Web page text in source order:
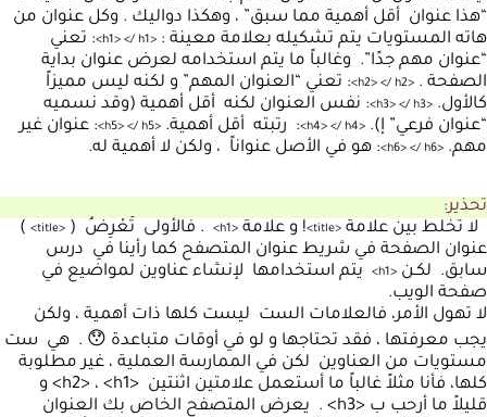
“هذا عنوان أقل أهمية مما سبق” ، وهكذا دواليك . وكل عنوان من
هاته المستويات يتم تشكيله بعلامة معينة : <
h1> </ h1
>: تعني
“عنوان مهم جدًا”. وغالباً ما يتم استخدامه لعرض عنوان بداية
الصفحة . <
h2> </ h2
>: تعني “العنوان المهم” و لكنه ليس مميزاً
كالأول. <
h3> </ h3
>: نفس العنوان لكنه أقل أهمية (وقد نسميه
“عنوان فرعي” إ). <
h4> </ h4
>: رتبته أقل أهمية. <
h5> </ h5
>: عنوان غير
مهم. <
h6> </ h6
>: هو في الأصل عنواناً ، ولكن لا أهمية له.
تحذير:
لا تخلط بين علامة <
title
>! و علامة <
h1
> . فالأولى تَعْرِضُ ( <
title
>
)
عنوان الصفحة في شريط عنوان المتصفح كما رأينا في درس
سابق. لكـن <
h1
>
يتم استخدامها لإنشاء عناوين لمواضيع في
صفحة الويب.
لا تهول الأمر، فالعلامات الست ليست كلها ذات أهمية ، ولكن
يجب معرفتها ، فقد تحتاجها و لو في أوقات متباعدة 😯 . هي ست
مستويات من العناوين لكن في الممارسة العملية ، غير مطلوبة
كلها، فأنا مثلاً غالباً ما أستعمل علامتين اثنتين <h2> ، <h1> و
قليلاً ما أرحب ب <h3> . يعرض المتصفح الخاص بك العنوان